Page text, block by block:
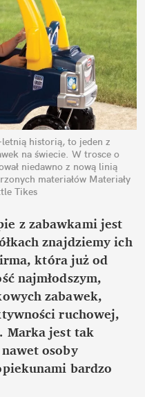
historią, to jeden z
na świecie. W trosce o
niedawno z nową linią
materiałów Materiały
Tikes
z zabawkami jest
znajdziemy ich
która już od
najmłodszym,
zabawek,
ruchowej,
Marka jest tak
osoby
bardzo